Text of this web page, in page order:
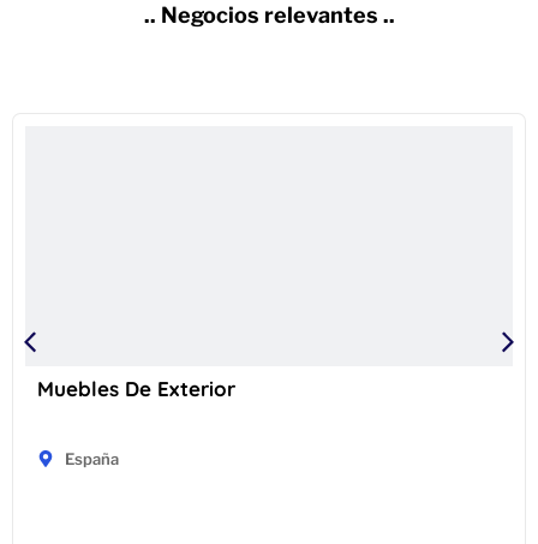
.. Negocios relevantes ..
Muebles De Exterior
España